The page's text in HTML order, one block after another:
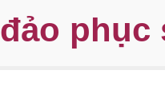
đảo phục